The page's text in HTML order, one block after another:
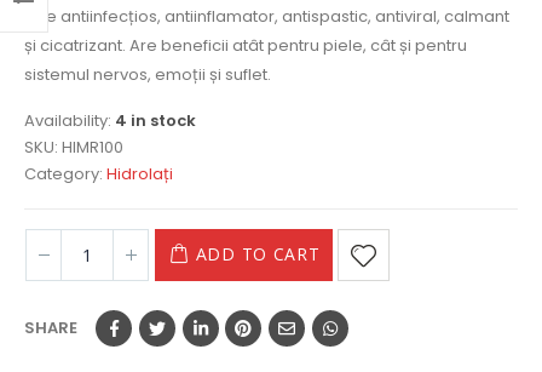
Este antiinfecțios, antiinflamator, antispastic, antiviral, calmant
și cicatrizant. Are beneficii atât pentru piele, cât și pentru
sistemul nervos, emoții și suflet.
Availability: 4 in stock
SKU: HIMR100
Category: Hidrolați
ADD TO CART
SHARE